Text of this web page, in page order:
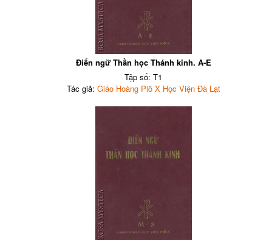
Điển ngữ Thần học Thánh kinh. A-E
Tập số: T1
Tác giả: Giáo Hoàng Piô X Học Viện Đà Lạt